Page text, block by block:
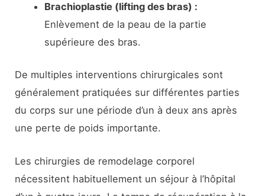
Brachioplastie (lifting des bras) :
Enlèvement de la peau de la partie
supérieure des bras.
De multiples interventions chirurgicales sont
généralement pratiquées sur différentes parties
du corps sur une période d’un à deux ans après
une perte de poids importante.
Les chirurgies de remodelage corporel
nécessitent habituellement un séjour à l’hôpital